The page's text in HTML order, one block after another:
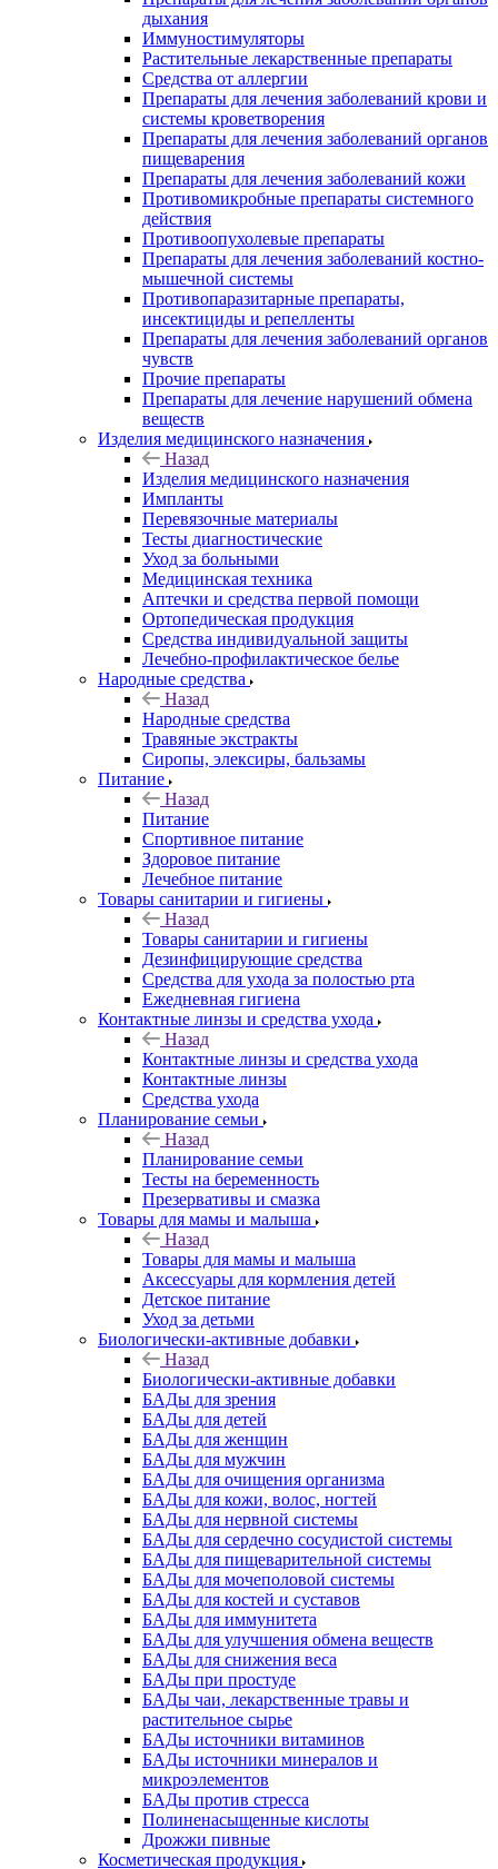
дыхания
Иммуностимуляторы
Растительные лекарственные препараты
Средства от аллергии
Препараты для лечения заболеваний крови и
системы кроветворения
Препараты для лечения заболеваний органов
пищеварения
Препараты для лечения заболеваний кожи
Противомикробные препараты системного
действия
Противоопухолевые препараты
Препараты для лечения заболеваний костно-
мышечной системы
Противопаразитарные препараты,
инсектициды и репелленты
Препараты для лечения заболеваний органов
чувств
Прочие препараты
Препараты для лечение нарушений обмена
веществ
Изделия медицинского назначения
Назад
Изделия медицинского назначения
Импланты
Перевязочные материалы
Тесты диагностические
Уход за больными
Медицинская техника
Аптечки и средства первой помощи
Ортопедическая продукция
Средства индивидуальной защиты
Лечебно-профилактическое белье
Народные средства
Назад
Народные средства
Травяные экстракты
Сиропы, элексиры, бальзамы
Питание
Назад
Питание
Спортивное питание
Здоровое питание
Лечебное питание
Товары санитарии и гигиены
Назад
Товары санитарии и гигиены
Дезинфицирующие средства
Средства для ухода за полостью рта
Ежедневная гигиена
Контактные линзы и средства ухода
Назад
Контактные линзы и средства ухода
Контактные линзы
Средства ухода
Планирование семьи
Назад
Планирование семьи
Тесты на беременность
Презервативы и смазка
Товары для мамы и малыша
Назад
Товары для мамы и малыша
Аксессуары для кормления детей
Детское питание
Уход за детьми
Биологически-активные добавки
Назад
Биологически-активные добавки
БАДы для зрения
БАДы для детей
БАДы для женщин
БАДы для мужчин
БАДы для очищения организма
БАДы для кожи, волос, ногтей
БАДы для нервной системы
БАДы для сердечно сосудистой системы
БАДы для пищеварительной системы
БАДы для мочеполовой системы
БАДы для костей и суставов
БАДы для иммунитета
БАДы для улучшения обмена веществ
БАДы для снижения веса
БАДы при простуде
БАДы чаи, лекарственные травы и
растительное сырье
БАДы источники витаминов
БАДы источники минералов и
микроэлементов
БАДы против стресса
Полиненасыщенные кислоты
Дрожжи пивные
Косметическая продукция